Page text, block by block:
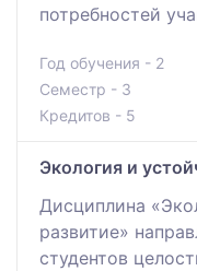
потребностей
Год обучения - 2
Семестр - 3
Кредитов - 5
Экология и
Дисциплина
развитие»
студентов